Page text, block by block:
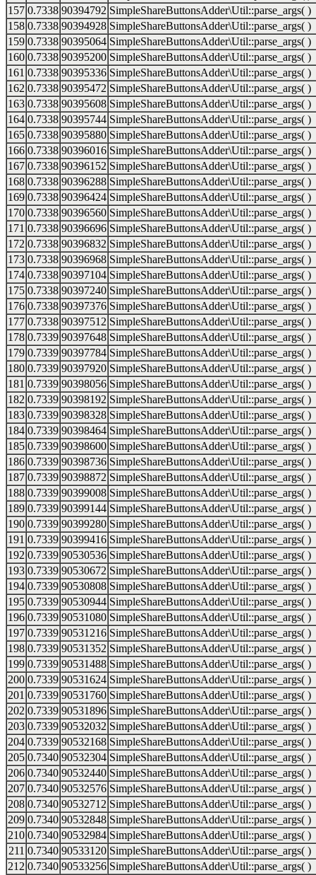
157 0.7338 90394792 SimpleShareButtonsAdder\Util::parse_args( )
158 0.7338 90394928 SimpleShareButtonsAdder\Util::parse_args( )
159 0.7338 90395064 SimpleShareButtonsAdder\Util::parse_args( )
160 0.7338 90395200 SimpleShareButtonsAdder\Util::parse_args( )
161 0.7338 90395336 SimpleShareButtonsAdder\Util::parse_args( )
162 0.7338 90395472 SimpleShareButtonsAdder\Util::parse_args( )
163 0.7338 90395608 SimpleShareButtonsAdder\Util::parse_args( )
164 0.7338 90395744 SimpleShareButtonsAdder\Util::parse_args( )
165 0.7338 90395880 SimpleShareButtonsAdder\Util::parse_args( )
166 0.7338 90396016 SimpleShareButtonsAdder\Util::parse_args( )
167 0.7338 90396152 SimpleShareButtonsAdder\Util::parse_args( )
168 0.7338 90396288 SimpleShareButtonsAdder\Util::parse_args( )
169 0.7338 90396424 SimpleShareButtonsAdder\Util::parse_args( )
170 0.7338 90396560 SimpleShareButtonsAdder\Util::parse_args( )
171 0.7338 90396696 SimpleShareButtonsAdder\Util::parse_args( )
172 0.7338 90396832 SimpleShareButtonsAdder\Util::parse_args( )
173 0.7338 90396968 SimpleShareButtonsAdder\Util::parse_args( )
174 0.7338 90397104 SimpleShareButtonsAdder\Util::parse_args( )
175 0.7338 90397240 SimpleShareButtonsAdder\Util::parse_args( )
176 0.7338 90397376 SimpleShareButtonsAdder\Util::parse_args( )
177 0.7338 90397512 SimpleShareButtonsAdder\Util::parse_args( )
178 0.7339 90397648 SimpleShareButtonsAdder\Util::parse_args( )
179 0.7339 90397784 SimpleShareButtonsAdder\Util::parse_args( )
180 0.7339 90397920 SimpleShareButtonsAdder\Util::parse_args( )
181 0.7339 90398056 SimpleShareButtonsAdder\Util::parse_args( )
182 0.7339 90398192 SimpleShareButtonsAdder\Util::parse_args( )
183 0.7339 90398328 SimpleShareButtonsAdder\Util::parse_args( )
184 0.7339 90398464 SimpleShareButtonsAdder\Util::parse_args( )
185 0.7339 90398600 SimpleShareButtonsAdder\Util::parse_args( )
186 0.7339 90398736 SimpleShareButtonsAdder\Util::parse_args( )
187 0.7339 90398872 SimpleShareButtonsAdder\Util::parse_args( )
188 0.7339 90399008 SimpleShareButtonsAdder\Util::parse_args( )
189 0.7339 90399144 SimpleShareButtonsAdder\Util::parse_args( )
190 0.7339 90399280 SimpleShareButtonsAdder\Util::parse_args( )
191 0.7339 90399416 SimpleShareButtonsAdder\Util::parse_args( )
192 0.7339 90530536 SimpleShareButtonsAdder\Util::parse_args( )
193 0.7339 90530672 SimpleShareButtonsAdder\Util::parse_args( )
194 0.7339 90530808 SimpleShareButtonsAdder\Util::parse_args( )
195 0.7339 90530944 SimpleShareButtonsAdder\Util::parse_args( )
196 0.7339 90531080 SimpleShareButtonsAdder\Util::parse_args( )
197 0.7339 90531216 SimpleShareButtonsAdder\Util::parse_args( )
198 0.7339 90531352 SimpleShareButtonsAdder\Util::parse_args( )
199 0.7339 90531488 SimpleShareButtonsAdder\Util::parse_args( )
200 0.7339 90531624 SimpleShareButtonsAdder\Util::parse_args( )
201 0.7339 90531760 SimpleShareButtonsAdder\Util::parse_args( )
202 0.7339 90531896 SimpleShareButtonsAdder\Util::parse_args( )
203 0.7339 90532032 SimpleShareButtonsAdder\Util::parse_args( )
204 0.7339 90532168 SimpleShareButtonsAdder\Util::parse_args( )
205 0.7340 90532304 SimpleShareButtonsAdder\Util::parse_args( )
206 0.7340 90532440 SimpleShareButtonsAdder\Util::parse_args( )
207 0.7340 90532576 SimpleShareButtonsAdder\Util::parse_args( )
208 0.7340 90532712 SimpleShareButtonsAdder\Util::parse_args( )
209 0.7340 90532848 SimpleShareButtonsAdder\Util::parse_args( )
210 0.7340 90532984 SimpleShareButtonsAdder\Util::parse_args( )
211 0.7340 90533120 SimpleShareButtonsAdder\Util::parse_args( )
212 0.7340 90533256 SimpleShareButtonsAdder\Util::parse_args( )